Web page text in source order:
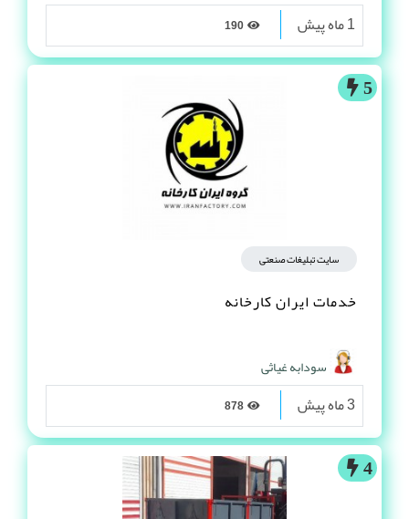
1 ماه پیش
5
سایت تبلیغات صنعتی
خدمات ایران کارخانه
سودابه غیاثی
3 ماه پیش
4